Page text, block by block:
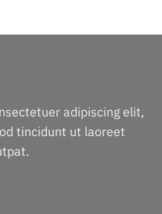
adipiscing elit,
tincidunt ut laoreet